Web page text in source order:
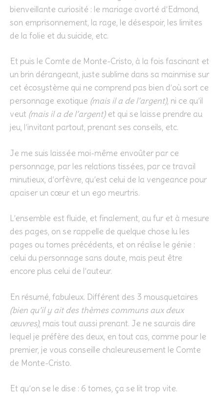
bienveillante curiosité : le mariage avorté d’Edmond,
son emprisonnement, la rage, le désespoir, les limites
de la folie et du suicide, etc.
Et puis le Comte de Monte-Cristo, à la fois fascinant et
un brin dérangeant, juste sublime dans sa mainmise sur
cet écosystème qui ne comprend pas bien d’où sort ce
personnage exotique (mais il a de l’argent), ni ce qu’il
veut (mais il a de l’argent)et qui se laisse prendre au
jeu, l’invitant partout, prenant ses conseils, etc.
Je me suis laissée moi-même envoûter par ce
personnage, par les relations tissées, par ce travail
minutieux, d’orfèvre, qu’est celui de la vengeance pour
apaiser un cœur et un ego meurtris.
L’ensemble est fluide, et finalement, au fur et à mesure
des pages, on se rappelle de quelque chose lu les
pages ou tomes précédents, et on réalise le génie :
celui du personnage sans doute, mais peut être
encore plus celui de l’auteur.
En résumé, fabuleux. Différent des 3 mousquetaires
(bien qu’il y ait des thèmes communs aux deux
œuvres), mais tout aussi prenant. Je ne saurais dire
lequel je préfère des deux, en tout cas, comme pour le
premier, je vous conseille chaleureusement le Comte
de Monte-Cristo.
Et qu’on se le dise : 6 tomes, ça se lit trop vite.